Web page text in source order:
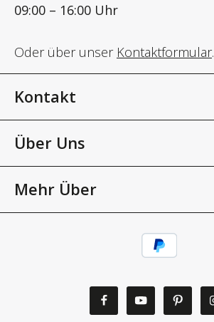
09:00 – 16:00 Uhr
Oder über unser Kontaktformular.
Kontakt
Über Uns
Mehr Über